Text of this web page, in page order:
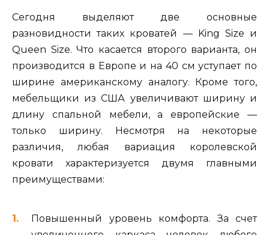
Сегодня выделяют две основные
разновидности таких кроватей — King Size и
Queen Size. Что касается второго варианта, он
производится в Европе и на 40 см уступает по
ширине американскому аналогу. Кроме того,
мебельщики из США увеличивают ширину и
длину спальной мебели, а европейские —
только ширину. Несмотря на некоторые
различия, любая вариация королевской
кровати характеризуется двумя главными
преимуществами:
Повышенный уровень комфорта. За счет